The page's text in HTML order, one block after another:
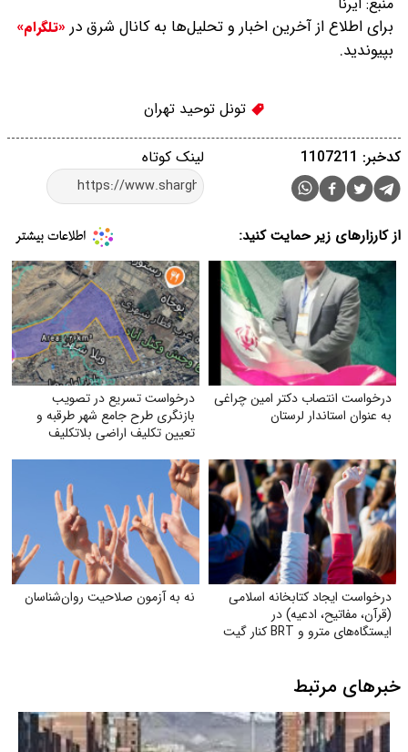
برای اطلاع از آخرین اخبار و تحلیل‌ها به کانال شرق در «تلگرام»
بپیوندید.
تونل توحید تهران
لینک کوتاه کدخبر: 1107211
از کارزارهای زیر حمایت کنید:
درخواست انتصاب دکتر امین چراغی
به عنوان استاندار لرستان
درخواست تسریع در تصویب
بازنگری طرح جامع شهر طرقبه و
تعیین تکلیف اراضی بلاتکلیف
درخواست ایجاد کتابخانه اسلامی
(قرآن، مفاتیح، ادعیه) در
ایستگاه‌های مترو و BRT کنار گیت
نه به آزمون صلاحیت روان‌شناسان
خبرهای مرتبط